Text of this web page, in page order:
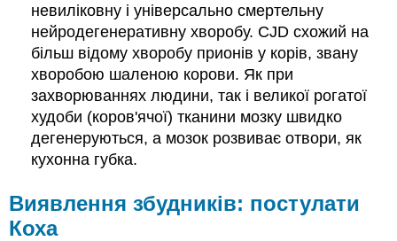
невиліковну і універсально смертельну
нейродегенеративну хворобу. CJD схожий на
більш відому хворобу прионів у корів, звану
хворобою шаленою корови. Як при
захворюваннях людини, так і великої рогатої
худоби (коров'ячої) тканини мозку швидко
дегенеруються, а мозок розвиває отвори, як
кухонна губка.
Виявлення збудників: постулати
Коха